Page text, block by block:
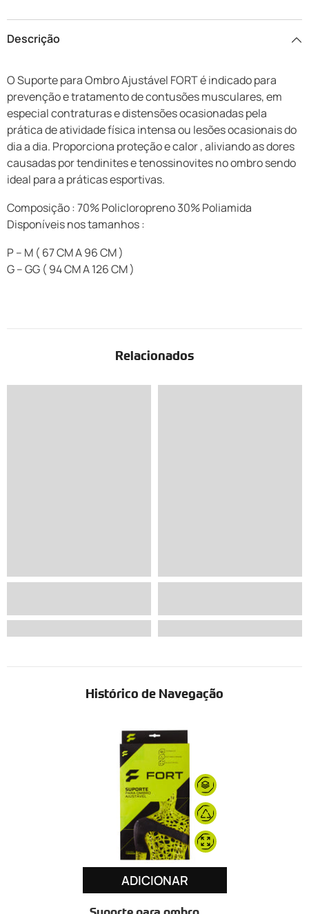
Descrição
O Suporte para Ombro Ajustável FORT é indicado para
prevenção e tratamento de contusões musculares, em
especial contraturas e distensões ocasionadas pela
prática de atividade física intensa ou lesões ocasionais do
dia a dia. Proporciona proteção e calor , aliviando as dores
causadas por tendinites e tenossinovites no ombro sendo
ideal para a práticas esportivas.
Composição : 70% Policloropreno 30% Poliamida
Disponíveis nos tamanhos :
P – M ( 67 CM A 96 CM )
G – GG ( 94 CM A 126 CM )
Relacionados
Histórico de Navegação
ADICIONAR